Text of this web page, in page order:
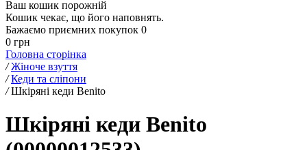
Ваш кошик порожній
Кошик чекає, що його наповнять.
Бажаємо приємних покупок 0
0 грн
Головна сторінка
/ Жіноче взуття
/ Кеди та сліпони
/ Шкіряні кеди Benito
Шкіряні кеди Benito